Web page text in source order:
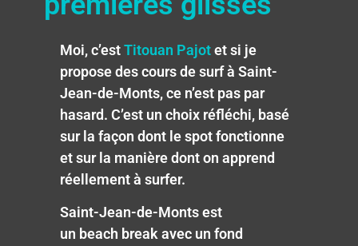
Moi, c’estTitouan Pajotet si je
propose des cours de surf à Saint-
Jean-de-Monts, ce n’est pas par
hasard. C’est un choix réfléchi, basé
sur la façon dont le spot fonctionne
et sur la manière dont on apprend
réellement à surfer.
Saint-Jean-de-Monts est
un beach break avec un fond